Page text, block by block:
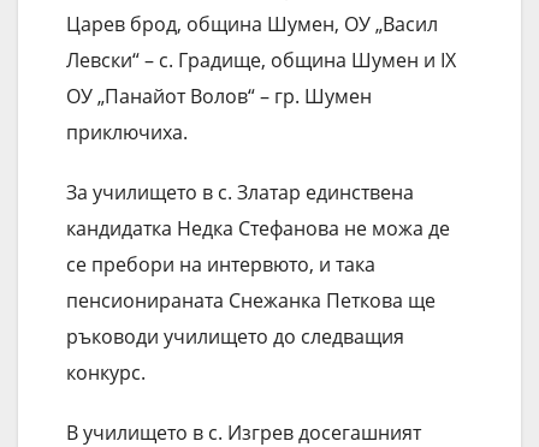
Царев брод, община Шумен, ОУ „Васил
Левски“ – с. Градище, община Шумен и IX
ОУ „Панайот Волов“ – гр. Шумен
приключиха.
За училището в с. Златар единствена
кандидатка Недка Стефанова не можа де
се пребори на интервюто, и така
пенсионираната Снежанка Петкова ще
ръководи училището до следващия
конкурс.
В училището в с. Изгрев досегашният